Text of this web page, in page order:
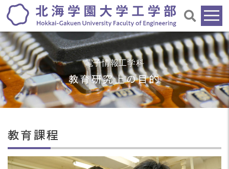
電子情報工学科
教育研究上の目的
教育課程